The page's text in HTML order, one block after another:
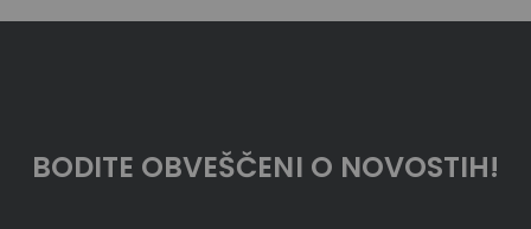
BODITE OBVEŠČENI O NOVOSTIH!